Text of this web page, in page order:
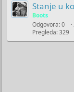
Stanje u
Boots
Odgovora 0
Pregleda 329